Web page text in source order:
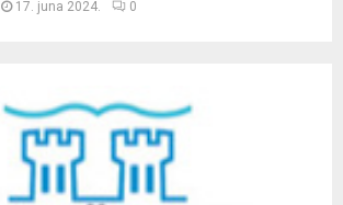
17. juna 2024. 0